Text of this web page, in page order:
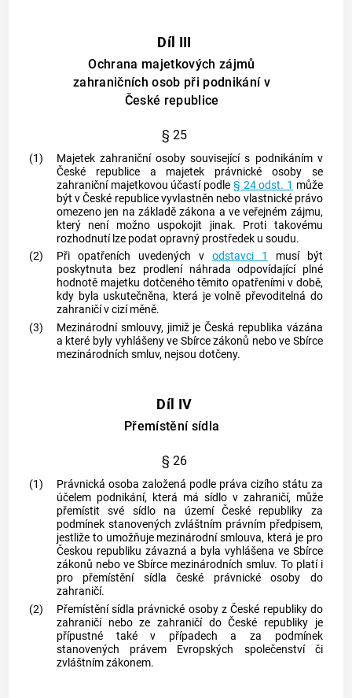
Díl III
Ochrana majetkových zájmů
zahraničních osob při podnikání v
České republice
§ 25
(1) Majetekzahraniční osoby související s podnikánímv
České republice a majetek právnické osoby se
zahraniční majetkovou účastí podle § 24 odst. 1 může
být v České republice vyvlastněn nebo vlastnické právo
omezeno jen na základě zákona a ve veřejném zájmu,
který není možno uspokojit jinak. Proti takovému
rozhodnutí lze podat opravný prostředek u soudu.
(2)
Při opatřeních uvedených v odstavci 1
musí být
poskytnuta bez prodlení náhrada odpovídající plné
hodnotě majetku dotčeného těmito opatřeními v době,
kdy byla uskutečněna, která je volně převoditelná do
zahraničí v cizí měně.
(3)
Mezinárodní smlouvy, jimiž je Česká republika vázána
a které byly vyhlášeny ve Sbírce zákonů nebo ve Sbírce
mezinárodních smluv, nejsou dotčeny.
Díl IV
Přemístění sídla
§ 26
(1)
Právnická osoba založená podle práva cizího státu za
účelem podnikání, která má sídlo v zahraničí, může
přemístit své sídlo na území České republiky za
podmínek stanovených zvláštním právním předpisem,
jestliže to umožňuje mezinárodní smlouva, která je pro
Českou republiku závazná a byla vyhlášena ve Sbírce
zákonů nebo ve Sbírce mezinárodních smluv. To platí i
pro přemístění sídlačeské právnické osoby do
zahraničí.
(2)
Přemístění sídla právnické osoby z České republiky do
zahraničí nebo ze zahraničí do České republiky je
přípustné také v případech a za podmínek
stanovených právem Evropských společenství či
zvláštním zákonem.